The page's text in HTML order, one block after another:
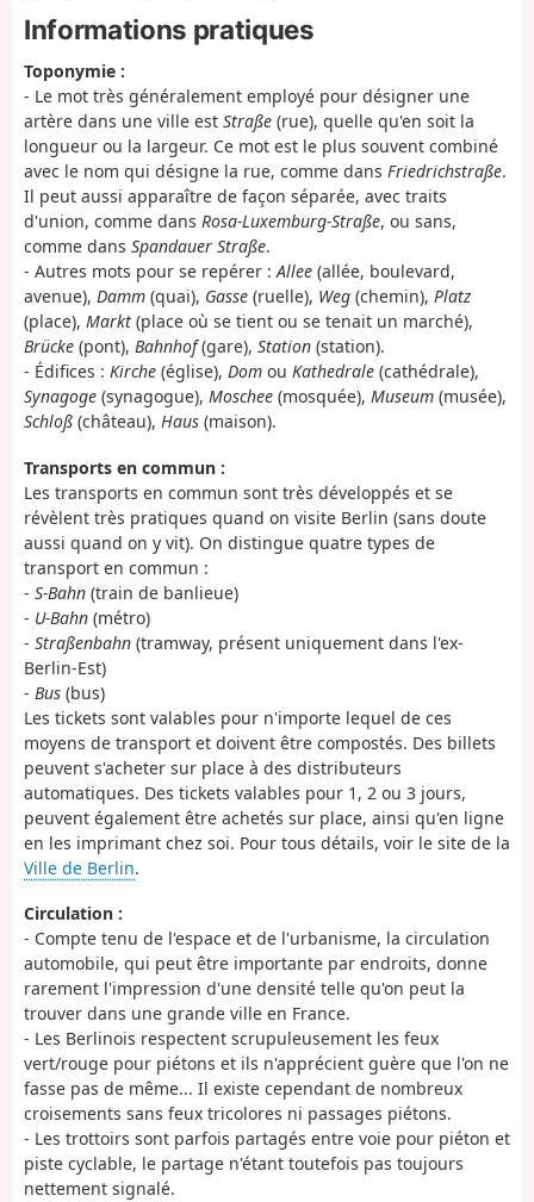
Informations pratiques
Toponymie :
- Le mot très généralement employé pour désigner une
artère dans une ville est Straße (rue), quelle qu'en soit la
longueur ou la largeur. Ce mot est le plus souvent combiné
avec le nom qui désigne la rue, comme dans Friedrichstraße.
Il peut aussi apparaître de façon séparée, avec traits
d'union, comme dans Rosa-Luxemburg-Straße, ou sans,
comme dans Spandauer Straße.
- Autres mots pour se repérer :Allee (allée, boulevard,
avenue), Damm (quai), Gasse (ruelle), Weg (chemin), Platz
(place), Markt (place où se tient ou se tenait un marché),
Brücke (pont), Bahnhof(gare), Station (station).
- Édifices : Kirche (église), Dom ou Kathedrale (cathédrale),
Synagoge (synagogue), Moschee (mosquée), Museum (musée),
Schloß (château), Haus (maison).
Transports en commun :
Les transports en commun sont très développés et se
révèlent très pratiques quand on visite Berlin (sans doute
aussi quand on y vit). On distingue quatre types de
transport en commun :
- S-Bahn (train de banlieue)
- U-Bahn (métro)
- Straßenbahn (tramway, présent uniquement dans l'ex-
Berlin-Est)
- Bus (bus)
Les tickets sont valables pour n'importe lequel de ces
moyens de transport et doivent être compostés. Des billets
peuvent s'acheter sur place à des distributeurs
automatiques. Des tickets valables pour 1, 2 ou 3 jours,
peuvent également être achetés sur place, ainsi qu'en ligne
en les imprimant chez soi. Pour tous détails, voir le site de la
Ville de Berlin.
Circulation :
- Compte tenu de l'espace et de l'urbanisme, la circulation
automobile, qui peut être importante par endroits, donne
rarement l'impression d'une densité telle qu'on peut la
trouver dans une grande ville en France.
- Les Berlinois respectent scrupuleusement les feux
vert/rouge pour piétons et ils n'apprécient guère que l'on ne
fasse pas de même... Il existe cependant de nombreux
croisements sans feux tricolores ni passages piétons.
- Les trottoirs sont parfois partagés entre voie pour piéton et
piste cyclable, le partage n'étant toutefois pas toujours
nettement signalé.